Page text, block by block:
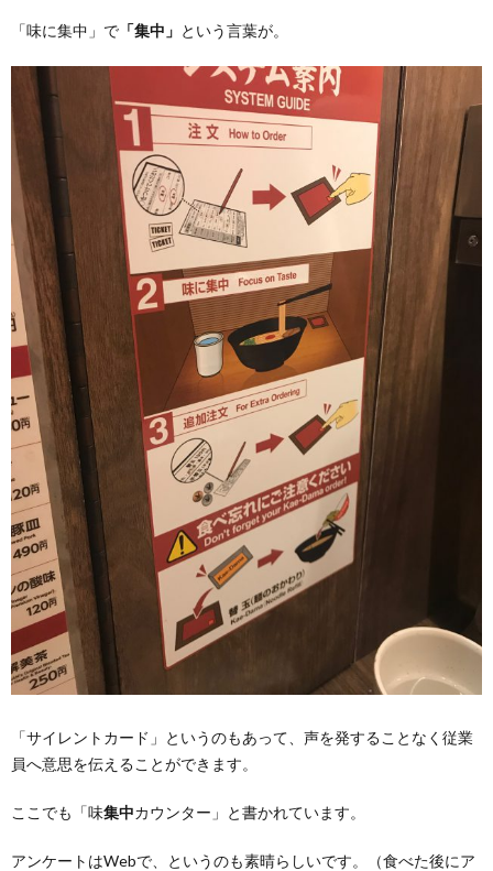
「味に集中」で 「集中」 という言葉が。
「サイレントカード」というのもあって、声を発することなく従業
員へ意思を伝えることができます。
ここでも「味集中カウンター」と書かれています。
アンケートはWebで、というのも素晴らしいです。（食べた後にア